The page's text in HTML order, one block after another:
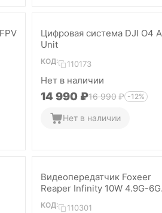
Цифровая система DJI O4
Unit
КОД: 110173
Нет в наличии
14 990 ₽16 990₽ -12%
Нет в наличии
Видеопередатчик Foxeer
Reaper Infinity 10W 4.9G-6G
80CH VTx
КОД: 110301